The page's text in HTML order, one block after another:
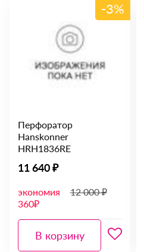
-3%
Перфоратор
Hanskonner
HRH1836RE
11 640 ₽
экономия
360₽
12 000 ₽
В корзину